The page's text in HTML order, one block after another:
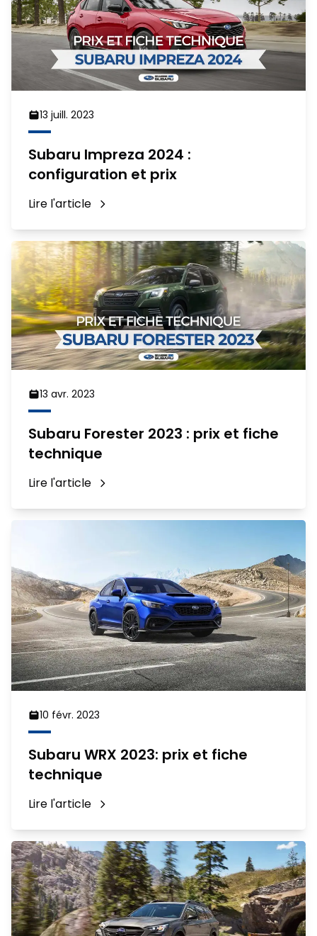
13 juill. 2023
Subaru Impreza 2024 :
configuration et prix
Lire l'article
13 avr. 2023
Subaru Forester 2023 : prix et fiche
technique
Lire l'article
10 févr. 2023
Subaru WRX 2023: prix et fiche
technique
Lire l'article